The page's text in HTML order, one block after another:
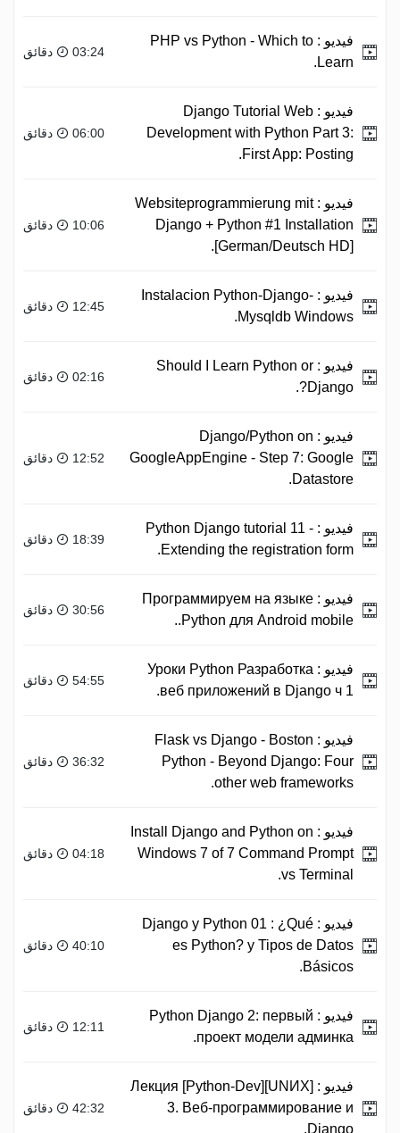
فيديو : PHP vs Python - Which to
Learn.
03:24 دقائق
فيديو : Django Tutorial Web
Development with Python Part 3:
First App: Posting.
06:00 دقائق
فيديو : Websiteprogrammierung mit
Django + Python #1 Installation
[German/Deutsch HD].
10:06 دقائق
فيديو : Instalacion Python-Django-
Mysqldb Windows.
12:45 دقائق
فيديو : Should I Learn Python or
Django?.
02:16 دقائق
فيديو : Django/Python on
GoogleAppEngine - Step 7: Google
Datastore.
12:52 دقائق
فيديو : Python Django tutorial 11 -
Extending the registration form.
18:39 دقائق
فيديو : Программируем на языке
Python для Android mobile..
30:56 دقائق
فيديو : Уроки Python Разработка
веб приложений в Django ч 1.
54:55 دقائق
فيديو : Flask vs Django - Boston
Python - Beyond Django: Four
other web frameworks.
36:32 دقائق
فيديو : Install Django and Python on
Windows 7 of 7 Command Prompt
vs Terminal.
04:18 دقائق
فيديو : Django y Python 01 : ¿Qué
es Python? y Tipos de Datos
Básicos.
40:10 دقائق
فيديو : Python Django 2: первый
проект модели админка.
12:11 دقائق
فيديو :
[UNИX][Python-Dev] Лекция
3. Веб-программирование и
Django.
42:32 دقائق